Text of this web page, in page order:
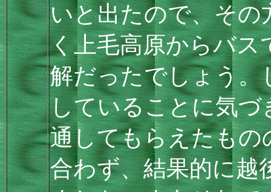
いと出たので、その
く上毛高原からバス
解だったでしょう。
していることに気づ
通してもらえたもの
合わず、結果的に越